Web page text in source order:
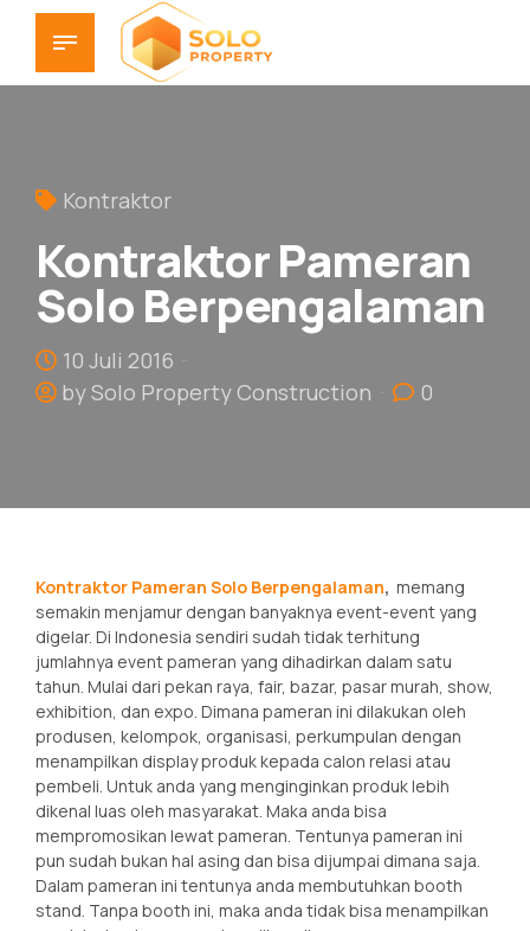
Kontraktor
Kontraktor Pameran
Solo Berpengalaman
10 Juli 2016
by Solo Property Construction
0
Kontraktor Pameran Solo Berpengalaman, memang
semakin menjamur dengan banyaknya event-event yang
digelar. Di Indonesia sendiri sudah tidak terhitung
jumlahnya event pameran yang dihadirkan dalam satu
tahun. Mulai dari pekan raya, fair, bazar, pasar murah, show,
exhibition, dan expo. Dimana pameran ini dilakukan oleh
produsen, kelompok, organisasi, perkumpulan dengan
menampilkan display produk kepada calon relasi atau
pembeli. Untuk anda yang menginginkan produk lebih
dikenal luas oleh masyarakat. Maka anda bisa
mempromosikan lewat pameran. Tentunya pameran ini
pun sudah bukan hal asing dan bisa dijumpai dimana saja.
Dalam pameran ini tentunya anda membutuhkan booth
stand. Tanpa booth ini, maka anda tidak bisa menampilkan